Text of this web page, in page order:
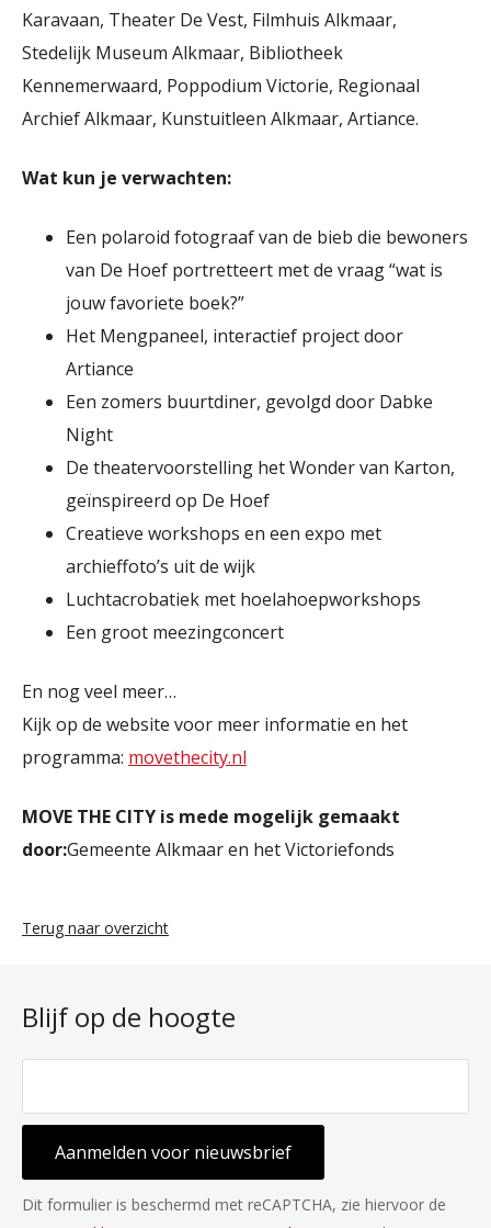
Karavaan, Theater De Vest, Filmhuis Alkmaar,
Stedelijk Museum Alkmaar, Bibliotheek
Kennemerwaard, Poppodium Victorie, Regionaal
Archief Alkmaar, Kunstuitleen Alkmaar, Artiance.
Wat kun je verwachten:
Een polaroid fotograaf van de bieb die bewoners
van De Hoef portretteert met de vraag “wat is
jouw favoriete boek?”
Het Mengpaneel, interactief project door
Artiance
Een zomers buurtdiner, gevolgd door Dabke
Night
De theatervoorstelling het Wonder van Karton,
geïnspireerd op De Hoef
Creatieve workshops en een expo met
archieffoto’s uit de wijk
Luchtacrobatiek met hoelahoepworkshops
Een groot meezingconcert
En nog veel meer…
Kijk op de website voor meer informatie en het
programma: movethecity.nl
MOVE THE CITY is mede mogelijk gemaakt
door:Gemeente Alkmaar en het Victoriefonds
Terug naar overzicht
Blijf op de hoogte
Aanmelden voor nieuwsbrief
Dit formulier is beschermd met reCAPTCHA, zie hiervoor de